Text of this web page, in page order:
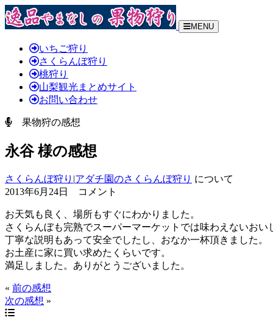
MENU
いちご狩り
さくらんぼ狩り
桃狩り
山梨観光まとめサイト
お問い合わせ
果物狩の感想
永谷 様の感想
さくらんぼ狩り |アダチ園のさくらんぼ狩り について
2013年6月24日 コメント
お天気も良く、場所もすぐにわかりました。
さくらんぼも完熟でスーパーマーケットでは味わえないおい
丁寧な説明もあって安全でしたし、おなか一杯頂きました。
お土産に家に買い求めたくらいです。
満足しました。ありがとうございました。
« 前の感想
次の感想 »